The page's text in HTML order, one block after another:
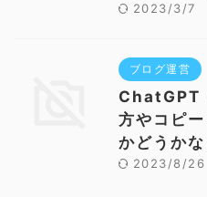
2023/3/7
ブログ運営
ChatGPT
方やコピ
かどうか
2023/8/26